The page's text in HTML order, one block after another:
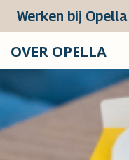
Werken bij Opella
OVER OPELLA